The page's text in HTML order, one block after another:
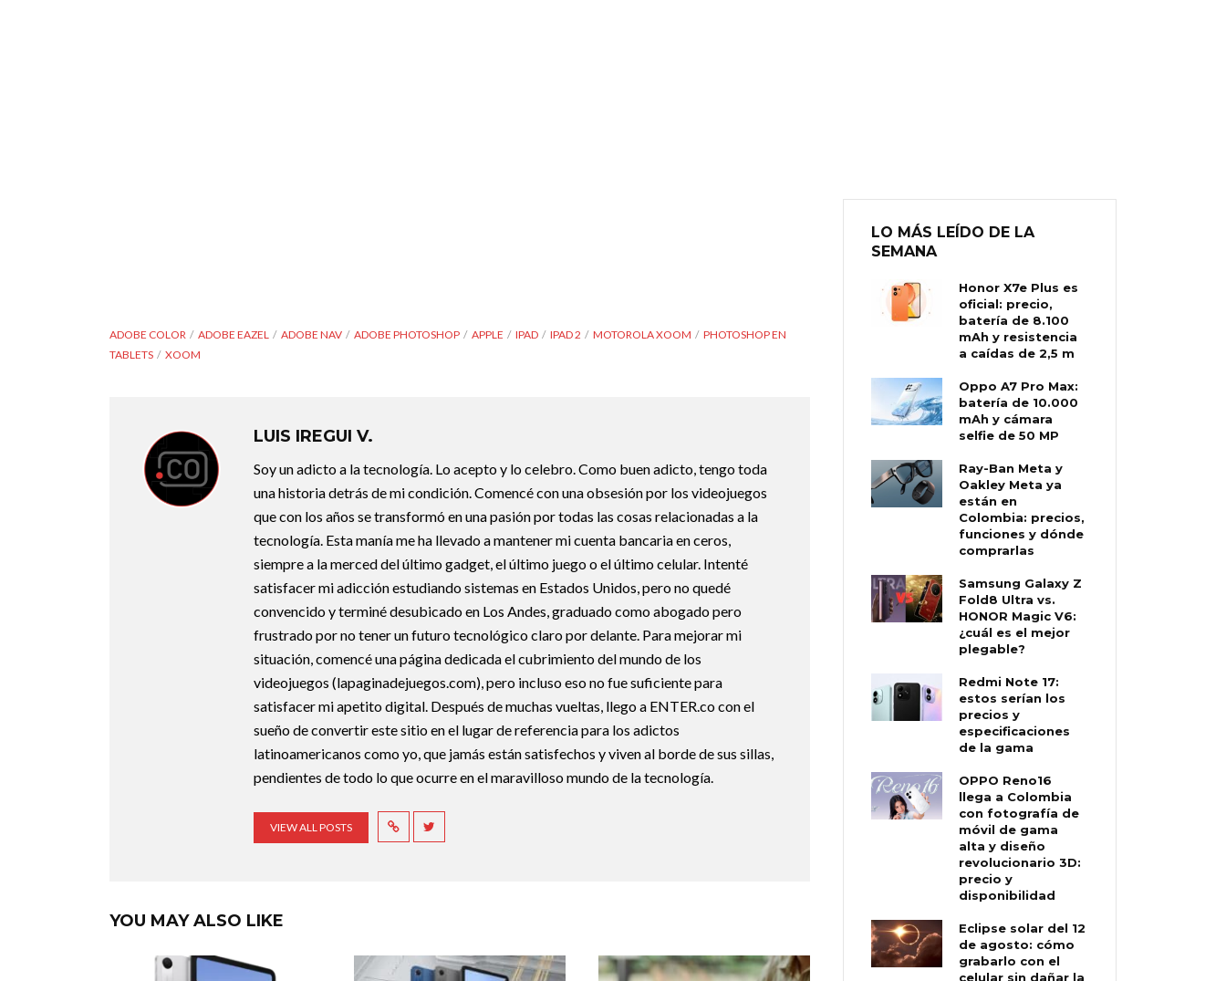
ADOBE COLOR ADOBE EAZEL ADOBE NAV ADOBE PHOTOSHOP APPLE IPAD IPAD 2 MOTOROLA XOOM
PHOTOSHOP EN
TABLETS
XOOM
LUIS IREGUI V.
Soy un adicto a la tecnología. Lo acepto y lo celebro. Como buen adicto, tengo toda
una historia detrás de mi condición. Comencé con una obsesión por los videojuegos
que con los años se transformó en una pasión por todas las cosas relacionadas a la
tecnología. Esta manía me ha llevado a mantener mi cuenta bancaria en ceros,
siempre a la merced del último gadget, el último juego o el último celular. Intenté
satisfacer mi adicción estudiando sistemas en Estados Unidos, pero no quedé
convencido y terminé desubicado en Los Andes, graduado como abogado pero
frustrado por no tener un futuro tecnológico claro por delante. Para mejorar mi
situación, comencé una página dedicada el cubrimiento del mundo de los
videojuegos (lapaginadejuegos.com), pero incluso eso no fue suficiente para
satisfacer mi apetito digital. Después de muchas vueltas, llego a ENTER.co con el
sueño de convertir este sitio en el lugar de referencia para los adictos
latinoamericanos como yo, que jamás están satisfechos y viven al borde de sus sillas,
pendientes de todo lo que ocurre en el maravilloso mundo de la tecnología.
VIEW ALL POSTS
YOU MAY ALSO LIKE
LO MÁS LEÍDO DE LA
SEMANA
Honor X7e Plus es
oficial: precio,
batería de 8.100
mAh y resistencia
a caídas de 2,5 m
Oppo A7 Pro Max:
batería de 10.000
mAh y cámara
selfie de 50 MP
Ray-Ban Meta y
Oakley Meta ya
están en
Colombia: precios,
funciones y dónde
comprarlas
Samsung Galaxy Z
Fold8 Ultra vs.
HONOR Magic V6:
¿cuál es el mejor
plegable?
Redmi Note 17:
estos serían los
precios y
especificaciones
de la gama
OPPO Reno16
llega a Colombia
con fotografía de
móvil de gama
alta y diseño
revolucionario 3D:
precio y
disponibilidad
Eclipse solar del 12
de agosto: cómo
grabarlo con el
celular sin dañar la